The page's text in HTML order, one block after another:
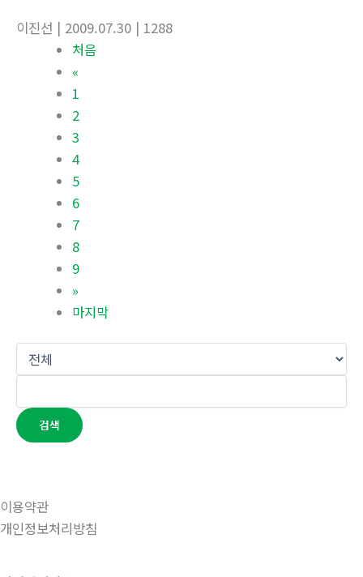
이진선 | 2009.07.30 | 1288
처음
«
1
2
3
4
5
6
7
8
9
»
마지막
검색
이용약관
개인정보처리방침